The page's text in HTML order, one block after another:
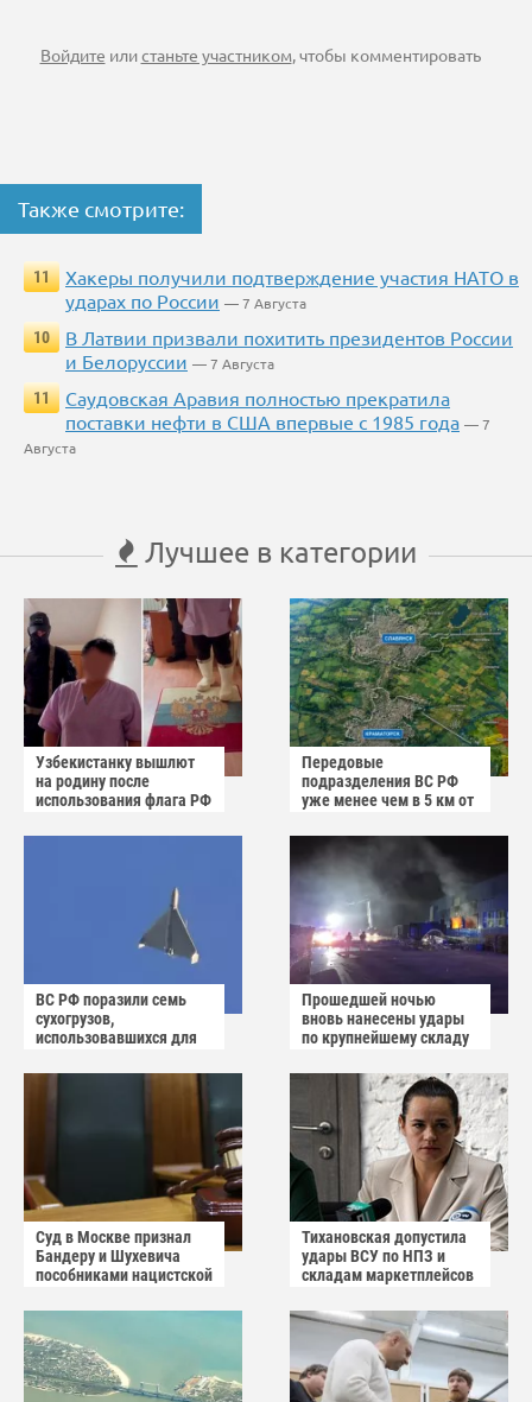
Войдите илистаньте участником, чтобы комментировать
Также смотрите:
11
Хакеры получили подтверждение участия НАТО в
ударах по России — 7 Августа
10
В Латвии призвали похитить президентов России
и Белоруссии — 7 Августа
11
Саудовская Аравия полностью прекратила
поставки нефти в США впервые с 1985 года — 7
Августа
Лучшее в категории
Узбекистанку вышлют
на родину после
использования флага РФ
Передовые
подразделения ВС РФ
уже менее чем в 5 км от
Славянска
ВС РФ поразили семь
сухогрузов,
использовавшихся для
Прошедшей ночью
вновь нанесены удары
по крупнейшему складу
маркетплейса Rozetka
Суд в Москве признал
Бандеру и Шухевича
пособниками нацистской
Тихановская допустила
удары ВСУ по НПЗ и
складам маркетплейсов